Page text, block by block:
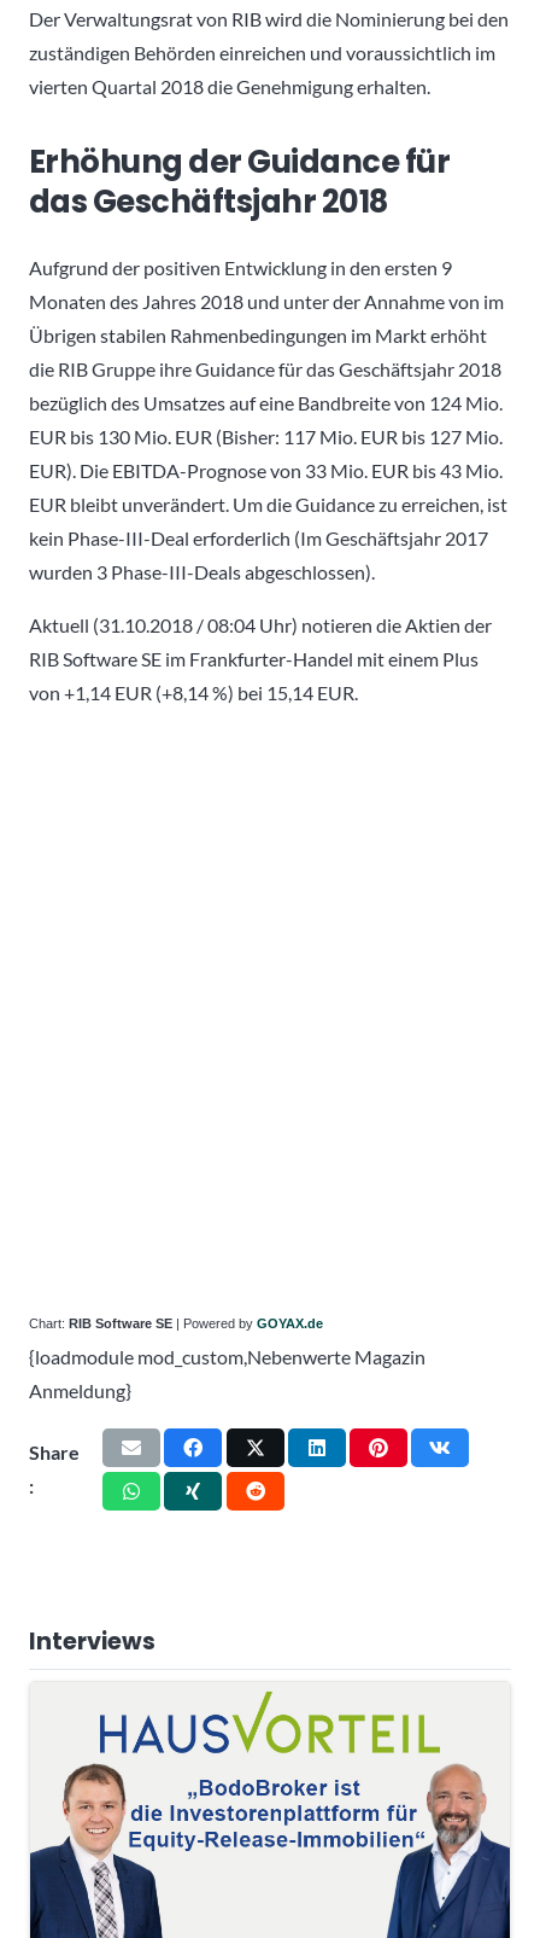
Der Verwaltungsrat von RIB wird die Nominierung bei den
zuständigen Behörden einreichen und voraussichtlich im
vierten Quartal 2018 die Genehmigung erhalten.
Erhöhung der Guidance für
das Geschäftsjahr 2018
Aufgrund der positiven Entwicklung in den ersten 9
Monaten des Jahres 2018 und unter der Annahme von im
Übrigen stabilen Rahmenbedingungen im Markt erhöht
die RIB Gruppe ihre Guidance für das Geschäftsjahr 2018
bezüglich des Umsatzes auf eine Bandbreite von 124 Mio.
EUR bis 130 Mio. EUR (Bisher: 117 Mio. EUR bis 127 Mio.
EUR). Die EBITDA-Prognose von 33 Mio. EUR bis 43 Mio.
EUR bleibt unverändert. Um die Guidance zu erreichen, ist
kein Phase-III-Deal erforderlich (Im Geschäftsjahr 2017
wurden 3 Phase-III-Deals abgeschlossen).
Aktuell (31.10.2018 / 08:04 Uhr) notieren die Aktien der
RIB Software SE im Frankfurter-Handel mit einem Plus
von +1,14 EUR (+8,14 %) bei 15,14 EUR.
Chart: RIB Software SE | Powered by GOYAX.de
{loadmodule mod_custom,Nebenwerte Magazin
Anmeldung}
Share
:
Interviews